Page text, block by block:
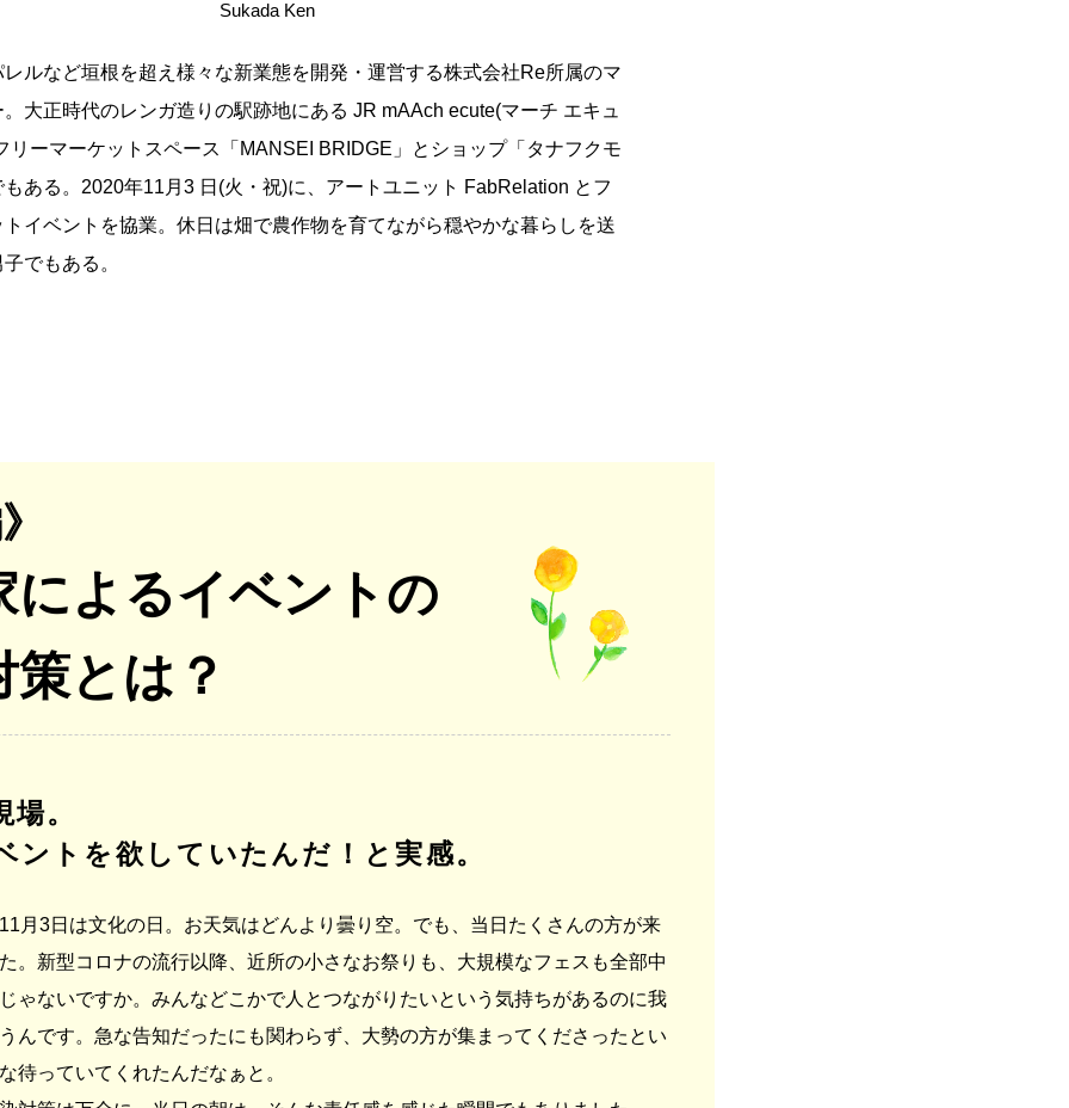
Sukada Ken
ルなど垣根を超え様々な新業態を開発・運営する株式会社Re所属のマ
大正時代のレンガ造りの駅跡地にある JR mAAch ecute(マーチ エキュ
リーマーケットスペース「MANSEI BRIDGE」とショップ「タナフクモ
ある。2020年11月3 日(火・祝)に、アートユニット FabRelation とフ
イベントを協業。休日は畑で農作物を育てながら穏やかな暮らしを送
でもある。
によるイベントの
策とは？
。
ントを欲していたんだ！と実感。
月3日は文化の日。お天気はどんより曇り空。でも、当日たくさんの方が来
。新型コロナの流行以降、近所の小さなお祭りも、大規模なフェスも全部中
ゃないですか。みんなどこかで人とつながりたいという気持ちがあるのに我
んです。急な告知だったにも関わらず、大勢の方が集まってくださったとい
待っていてくれたんだなぁと。